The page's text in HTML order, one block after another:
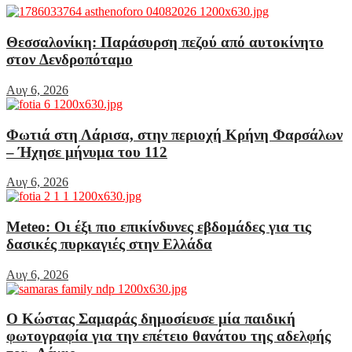
Θεσσαλονίκη: Παράσυρση πεζού από αυτοκίνητο
στον Δενδροπόταμο
Αυγ 6, 2026
Φωτιά στη Λάρισα, στην περιοχή Κρήνη Φαρσάλων
– Ήχησε μήνυμα του 112
Αυγ 6, 2026
Meteo: Οι έξι πιο επικίνδυνες εβδομάδες για τις
δασικές πυρκαγιές στην Ελλάδα
Αυγ 6, 2026
Ο Κώστας Σαμαράς δημοσίευσε μία παιδική
φωτογραφία για την επέτειο θανάτου της αδελφής